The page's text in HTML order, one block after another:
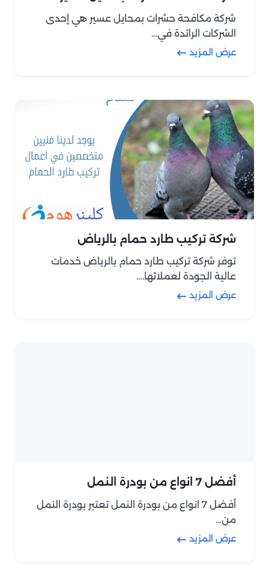
شركة مكافحة حشرات بمحايل عسير هي إحدى
الشركات الرائدة في…
عرض المزيد
شركة تركيب طارد حمام بالرياض
توفر شركة تركيب طارد حمام بالرياض خدمات
عالية الجودة لعملائها.…
عرض المزيد
أفضل 7 انواع من بودرة النمل
أفضل 7 انواع من بودرة النمل تعتبر بودرة النمل
من…
عرض المزيد